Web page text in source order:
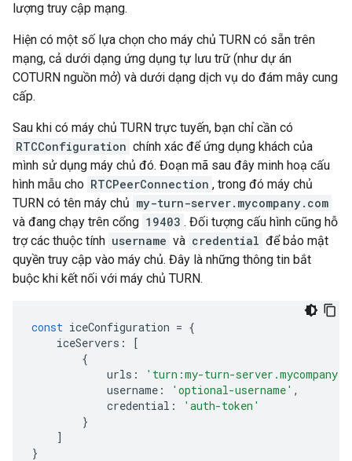
lượng truy cập mạng.
Hiện có một số lựa chọn cho máy chủ TURN có sẵn trên
mạng, cả dưới dạng ứng dụng tự lưu trữ (như dự án
COTURN nguồn mở) và dưới dạng dịch vụ do đám mây cung
cấp.
Sau khi có máy chủ TURN trực tuyến, bạn chỉ cần có
RTCConfiguration chính xác để ứng dụng khách của
mình sử dụng máy chủ đó. Đoạn mã sau đây minh hoạ cấu
hình mẫu cho RTCPeerConnection , trong đó máy chủ
TURN có tên máy chủ my-turn-server.mycompany.com
và đang chạy trên cổng 19403 . Đối tượng cấu hình cũng hỗ
trợ các thuộc tính username và credential để bảo mật
quyền truy cập vào máy chủ. Đây là những thông tin bắt
buộc khi kết nối với máy chủ TURN.
const iceConfiguration = {
iceServers :
[
{
urls :
'turn:my-turn-
username : 'optional-username' ,
credential :
'auth-token'
}
]
}